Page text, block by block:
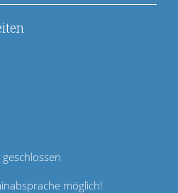
möglich!